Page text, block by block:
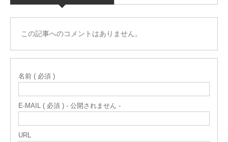
この記事へのコメントはありません。
名前 ( 必須 )
E-MAIL ( 必須 ) - 公開されません -
URL